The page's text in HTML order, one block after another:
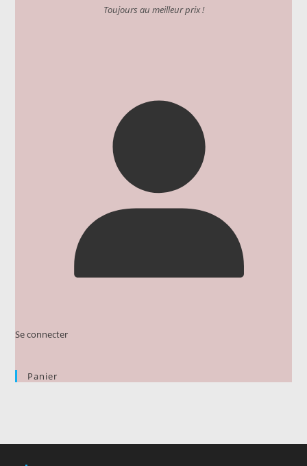
Toujours au meilleur prix !
Se connecter
Panier